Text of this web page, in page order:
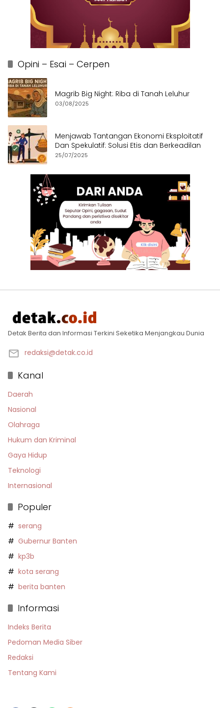
Opini – Esai – Cerpen
Magrib Big Night: Riba di Tanah Leluhur
03/08/2025
Menjawab Tantangan Ekonomi Eksploitatif
Dan Spekulatif: Solusi Etis dan Berkeadilan
25/07/2025
Detak Berita dan Informasi Terkini Seketika Menjangkau Dunia
redaksi@detak.co.id
Kanal
Daerah
Nasional
Olahraga
Hukum dan Kriminal
Gaya Hidup
Teknologi
Internasional
Populer
serang
Gubernur Banten
kp3b
kota serang
berita banten
Informasi
Indeks Berita
Pedoman Media Siber
Redaksi
Tentang Kami